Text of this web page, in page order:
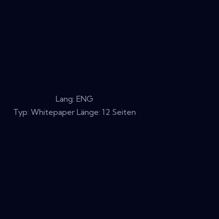
Lang: ENG
Typ: Whitepaper Länge: 12 Seiten